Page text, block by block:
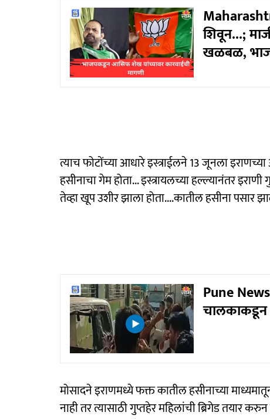
शिवून...;
खळबळ,
त्याच फोटोंच्या आधारे इस्त्राईलने 13 जूनला
हसीनाचा गेम होता... इस्त्रायलच्या हल्ल्यानंतर
तेव्हा खूप उशीर झाला होता....कातील हसीना पसार
Pune
चालकाकडून
मोसादने इराणमध्ये फक्त कातील हसीनाच्या
नाही तर त्यासाठी गुप्तहेर महिलांची ब्रिगेड तयार